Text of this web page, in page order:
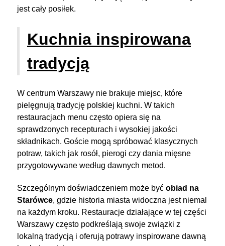
jest cały posiłek.
Kuchnia inspirowana
tradycją
W centrum Warszawy nie brakuje miejsc, które
pielęgnują tradycję polskiej kuchni. W takich
restauracjach menu często opiera się na
sprawdzonych recepturach i wysokiej jakości
składnikach. Goście mogą spróbować klasycznych
potraw, takich jak rosół, pierogi czy dania mięsne
przygotowywane według dawnych metod.
Szczególnym doświadczeniem może być obiad na
Starówce, gdzie historia miasta widoczna jest niemal
na każdym kroku. Restauracje działające w tej części
Warszawy często podkreślają swoje związki z
lokalną tradycją i oferują potrawy inspirowane dawną